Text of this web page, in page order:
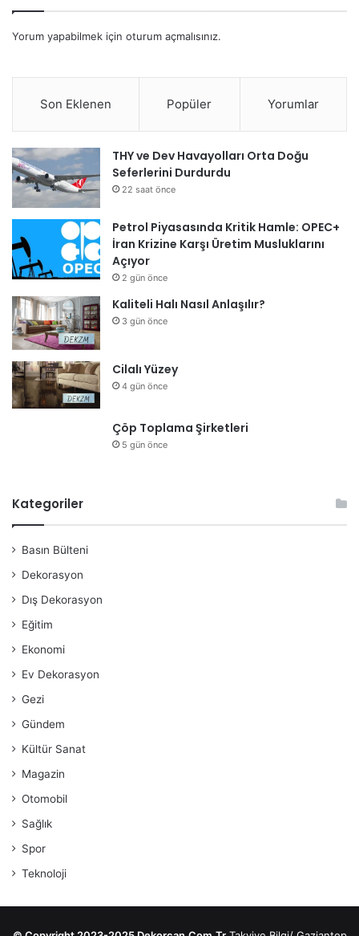
Yorum yapabilmek için oturum açmalısınız.
Son Eklenen Popüler Yorumlar
THY ve Dev Havayolları Orta Doğu
Seferlerini Durdurdu
22 saat önce
Petrol Piyasasında Kritik Hamle: OPEC+
İran Krizine Karşı Üretim Musluklarını
Açıyor
2 gün önce
Kaliteli Halı Nasıl Anlaşılır?
3 gün önce
Cilalı Yüzey
4 gün önce
Çöp Toplama Şirketleri
5 gün önce
Kategoriler
Basın Bülteni
Dekorasyon
Dış Dekorasyon
Eğitim
Ekonomi
Ev Dekorasyon
Gezi
Gündem
Kültür Sanat
Magazin
Otomobil
Sağlık
Spor
Teknoloji